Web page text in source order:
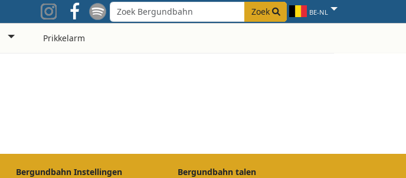
Zoek BE-NL
Prikkelarm
Bergundbahn Instellingen
Bergundbahn talen